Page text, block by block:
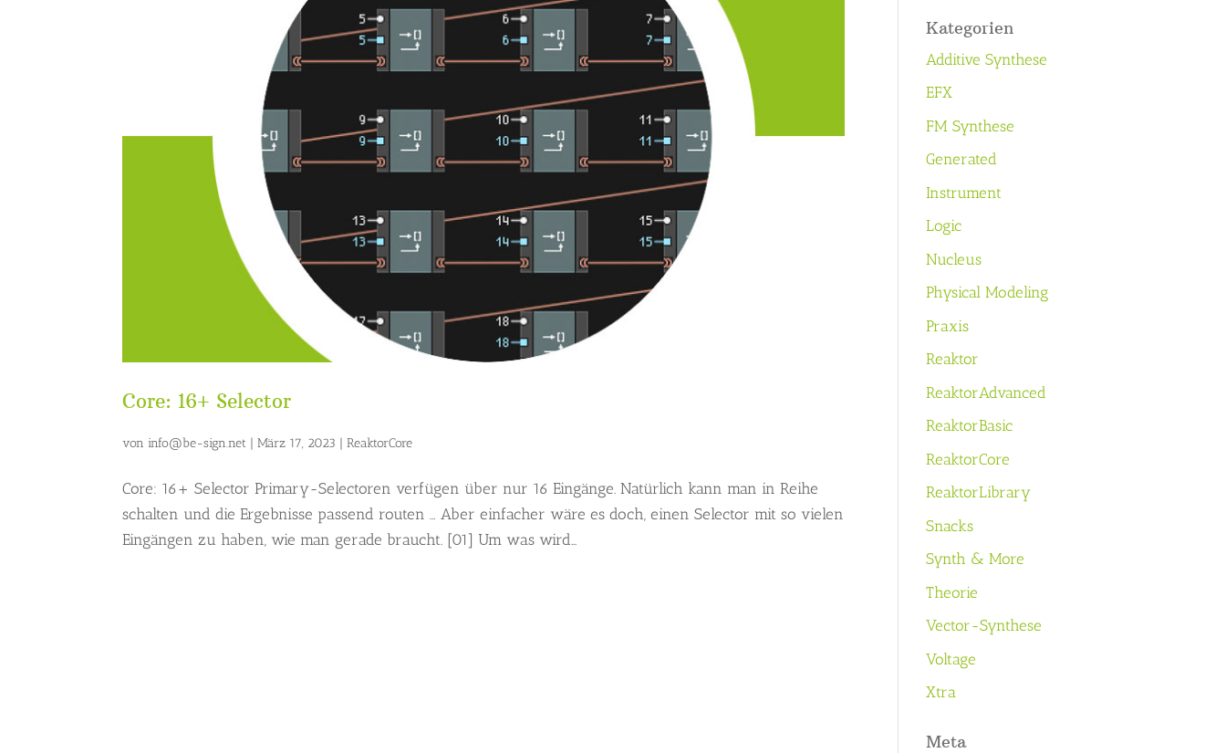
Core: 16+ Selector
von info@be-sign.net |März 17, 2023 |ReaktorCore
Core: 16+ Selector Primary-Selectoren verfügen über nur 16 Eingänge. Natürlich kann man in Reihe
schalten und die Ergebnisse passend routen … Aber einfacher wäre es doch, einen Selector mit so vielen
Eingängen zu haben, wie man gerade braucht. [01] Um was wird...
Kategorien
Additive Synthese
EFX
FM Synthese
Generated
Instrument
Logic
Nucleus
Physical Modeling
Praxis
Reaktor
ReaktorAdvanced
ReaktorBasic
ReaktorCore
ReaktorLibrary
Snacks
Synth & More
Theorie
Vector-Synthese
Voltage
Xtra
Meta